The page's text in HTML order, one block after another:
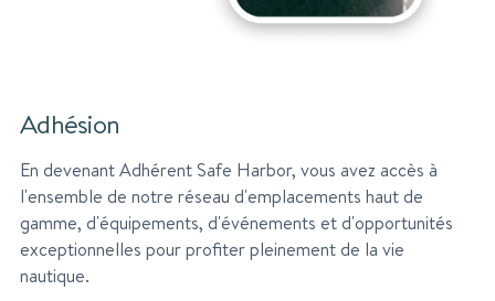
Adhésion
En devenant Adhérent Safe Harbor, vous avez accès à
l'ensemble de notre réseau d'emplacements haut de
gamme, d'équipements, d'événements et d'opportunités
exceptionnelles pour profiter pleinement de la vie
nautique.